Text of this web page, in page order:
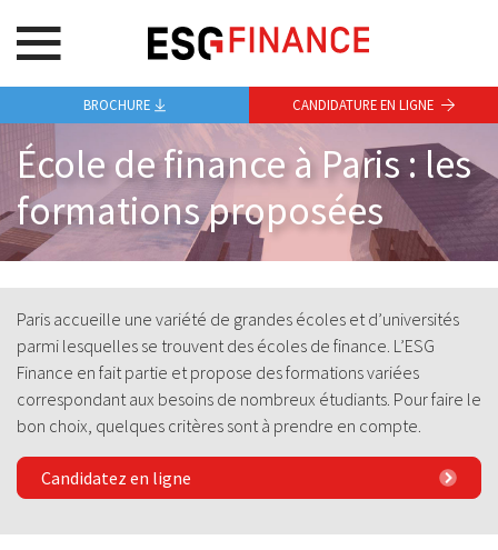
École de finance à Paris : les
formations proposées
Paris accueille une variété de grandes écoles et d’universités
parmi lesquelles se trouvent des écoles de finance. L’ESG
Finance en fait partie et propose des formations variées
correspondant aux besoins de nombreux étudiants. Pour faire le
bon choix, quelques critères sont à prendre en compte.
Candidatez en ligne
BROCHURE CANDIDATURE EN LIGNE